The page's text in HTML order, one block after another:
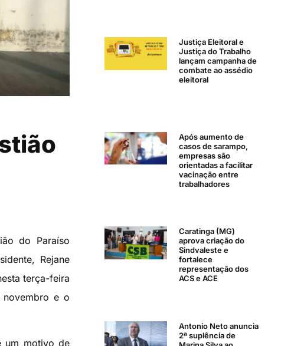
do Paraíso
Rejane
terça-feira
e o
um motivo de
Justiça Eleitoral e
Justiça do Trabalho
lançam campanha de
combate ao assédio
eleitoral
Após aumento de
casos de sarampo,
empresas são
orientadas a facilitar
vacinação entre
trabalhadores
Caratinga (MG)
aprova criação do
Sindvaleste e
fortalece
representação dos
ACS e ACE
Antonio Neto anuncia
2ª suplência de